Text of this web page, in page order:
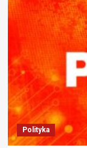
Polityka